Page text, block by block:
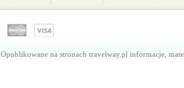
Opublikowane na stronach travelway.pl informacje,